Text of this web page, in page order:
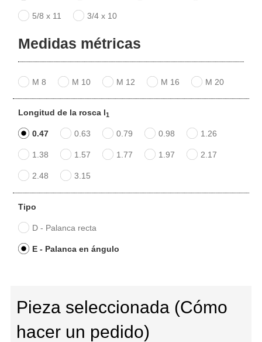
5/8 x 11 3/4 x 10
Medidas métricas
M 8 M 10 M 12 M 16 M 20
Longitud de la rosca l1
0.47 0.63 0.79 0.98 1.26
1.38 1.57 1.77 1.97 2.17
2.48 3.15
Tipo
D - Palanca recta
E - Palanca en ángulo
Pieza seleccionada (Cómo
hacer un pedido)